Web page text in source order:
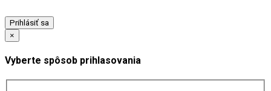
Prihlásiť sa
×
Vyberte spôsob prihlasovania